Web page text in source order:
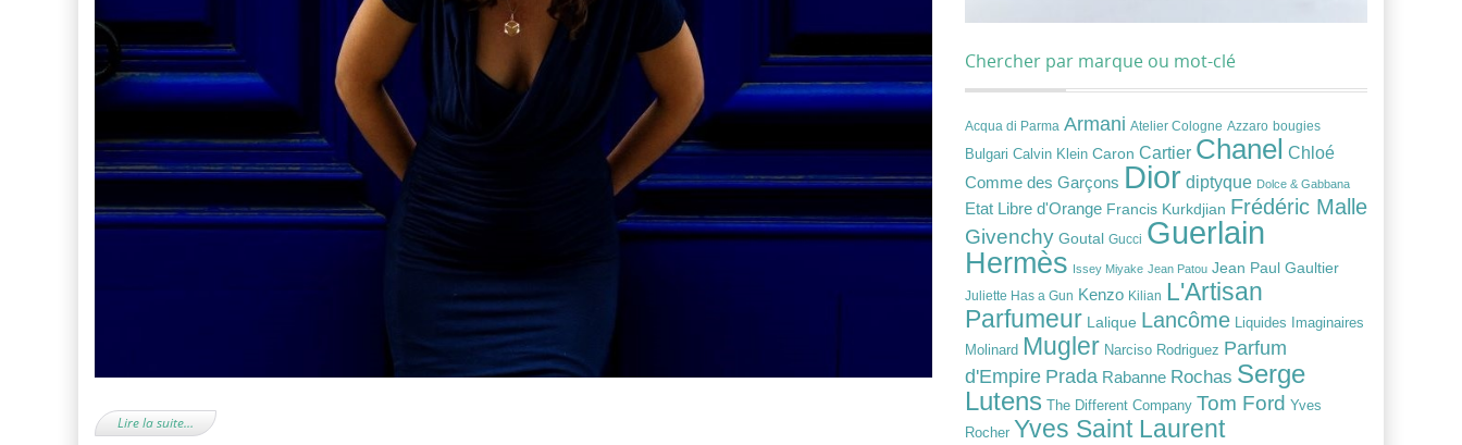
Lire la suite…
Chercher par marque ou mot-clé
Acqua di Parma Armani Atelier Cologne Azzaro bougies
Bulgari Calvin Klein Caron Cartier Chanel Chloé
Comme des Garçons Dior diptyque Dolce & Gabbana
Etat Libre d'Orange Francis Kurkdjian Frédéric Malle
Givenchy Goutal Gucci Guerlain
Hermès Issey Miyake Jean Patou Jean Paul Gaultier
Juliette Has a Gun Kenzo Kilian L'Artisan
Parfumeur Lalique Lancôme Liquides Imaginaires
Molinard Mugler Narciso Rodriguez Parfum
d'Empire Prada Rabanne Rochas Serge
Lutens
The Different Company Tom Ford Yves
Rocher Yves Saint Laurent